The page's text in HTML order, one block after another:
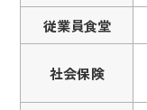
従業員食堂
社会保険